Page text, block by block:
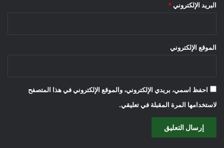
البريد الإلكتروني *
الموقع الإلكتروني
احفظ اسمي، بريدي الإلكتروني، والموقع الإلكتروني في هذا المتصفح
لاستخدامها المرة المقبلة في تعليقي.